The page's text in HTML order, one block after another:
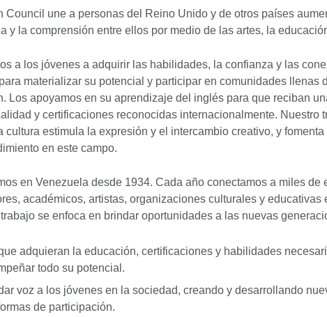
Council une a personas del Reino Unido y de otros países
y la comprensión entre ellos por medio de las artes, la
a los jóvenes a adquirir las habilidades, la confianza y las
materializar su potencial y participar en comunidades llenas
Los apoyamos en su aprendizaje del inglés para que reciban
y certificaciones reconocidas internacionalmente. Nuestro
cultura estimula la expresión y el intercambio creativo, y fomenta
en este campo.
en Venezuela desde 1934. Cada año conectamos a miles de
académicos, artistas, organizaciones culturales y educativas
se enfoca en brindar oportunidades a las nuevas
adquieran la educación, certificaciones y habilidades
todo su potencial.
voz a los jóvenes en la sociedad, creando y desarrollando
de participación.